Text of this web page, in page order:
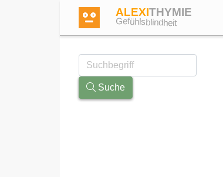
ALEXITHYMIE
Gefühlsblindheit
Anmelden
Suche